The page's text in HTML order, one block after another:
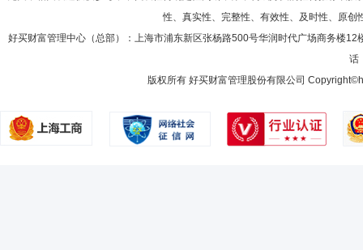
性、真实性、完整性、有效性、及时性、原
好买财富管理中心（总部）：上海市浦东新区张杨路500号华润时代广场商务楼12
话
版权所有 好买财富管理股份有限公司